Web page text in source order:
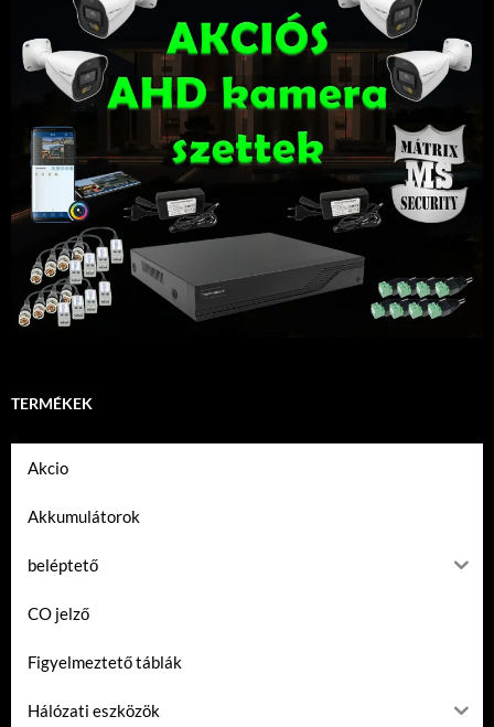
TERMÉKEK
Akcio
Akkumulátorok
beléptető
CO jelző
Figyelmeztető táblák
Hálózati eszközök